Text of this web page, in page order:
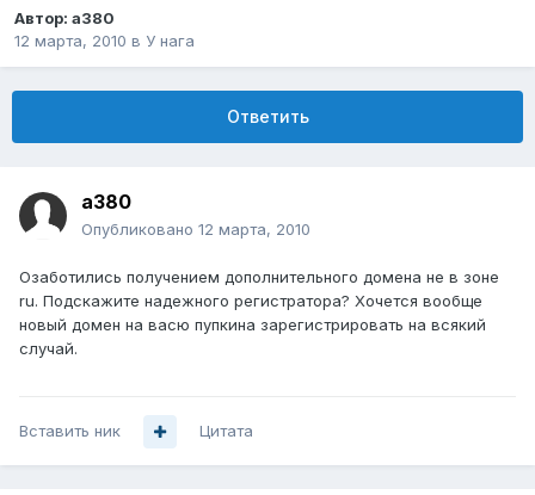
Автор: a380
12 марта, 2010 в У нага
Ответить
a380
Опубликовано 12 марта, 2010
Озаботились получением дополнительного домена не в зоне
ru. Подскажите надежного регистратора? Хочется вообще
новый домен на васю пупкина зарегистрировать на всякий
случай.
Вставить ник Цитата